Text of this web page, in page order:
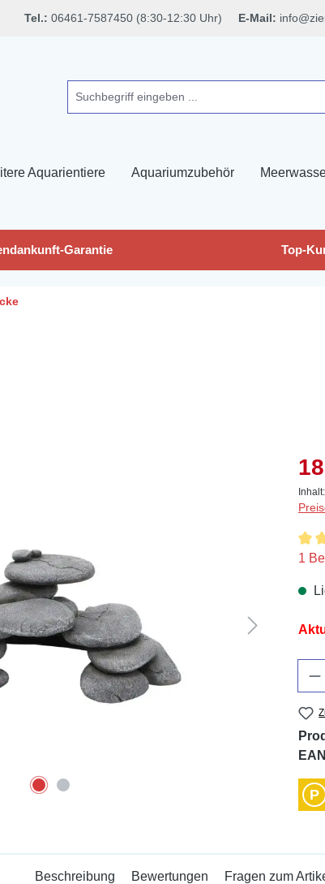
Tel.: 06461-7587450 (8:30-12:30 Uhr) E-Mail:
Aquarientiere Aquariumzubehör
Garantie Top-
Inhalt:
1
P
Beschreibung Bewertungen Fragen zum